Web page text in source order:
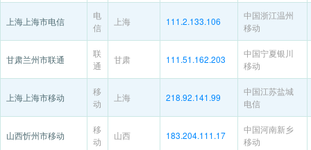
上海上海市电信
电
信
上海 111.2.133.106
中国浙江温州
移动
甘肃兰州市联通
联
通
甘肃 111.51.162.203
中国宁夏银川
移动
上海上海市移动
移
动
上海 218.92.141.99
中国江苏盐城
电信
山西忻州市移动
移
动
山西 183.204.111.17
中国河南新乡
移动